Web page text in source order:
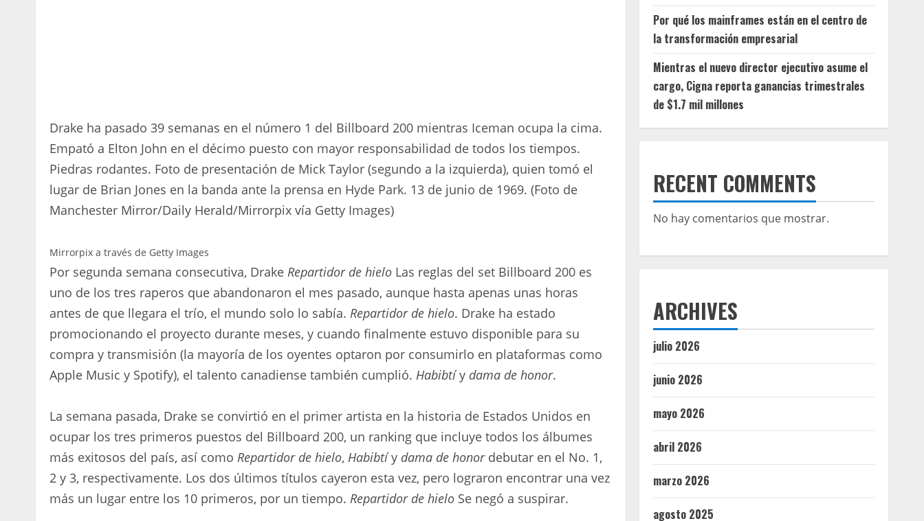
Drake ha pasado 39 semanas en el número 1 del Billboard 200 mientras Iceman ocupa la cima.
Empató a Elton John en el décimo puesto con mayor responsabilidad de todos los tiempos.
Piedras rodantes. Foto de presentación de Mick Taylor (segundo a la izquierda), quien tomó el
lugar de Brian Jones en la banda ante la prensa en Hyde Park. 13 de junio de 1969. (Foto de
Manchester Mirror/Daily Herald/Mirrorpix vía Getty Images)
Mirrorpix a través de Getty Images
Por segunda semana consecutiva, Drake Repartidor de hielo Las reglas del set Billboard 200 es
uno de los tres raperos que abandonaron el mes pasado, aunque hasta apenas unas horas
antes de que llegara el trío, el mundo solo lo sabía. Repartidor de hielo. Drake ha estado
promocionando el proyecto durante meses, y cuando finalmente estuvo disponible para su
compra y transmisión (la mayoría de los oyentes optaron por consumirlo en plataformas como
Apple Music y Spotify), el talento canadiense también cumplió. Habibtíy dama de honor.
La semana pasada, Drake se convirtió en el primer artista en la historia de Estados Unidos en
ocupar los tres primeros puestos del Billboard 200, un ranking que incluye todos los álbumes
más exitosos del país, así como Repartidor de hielo, Habibtíy dama de honordebutar en el No. 1,
2 y 3, respectivamente. Los dos últimos títulos cayeron esta vez, pero lograron encontrar una vez
más un lugar entre los 10 primeros, por un tiempo. Repartidor de hielo Se negó a suspirar.
Por qué los mainframes están en el centro de
la transformación empresarial
Mientras el nuevo director ejecutivo asume el
cargo, Cigna reporta ganancias trimestrales
de $1.7 mil millones
RECENT COMMENTS
No hay comentarios que mostrar.
ARCHIVES
julio 2026
junio 2026
mayo 2026
abril 2026
marzo 2026
agosto 2025